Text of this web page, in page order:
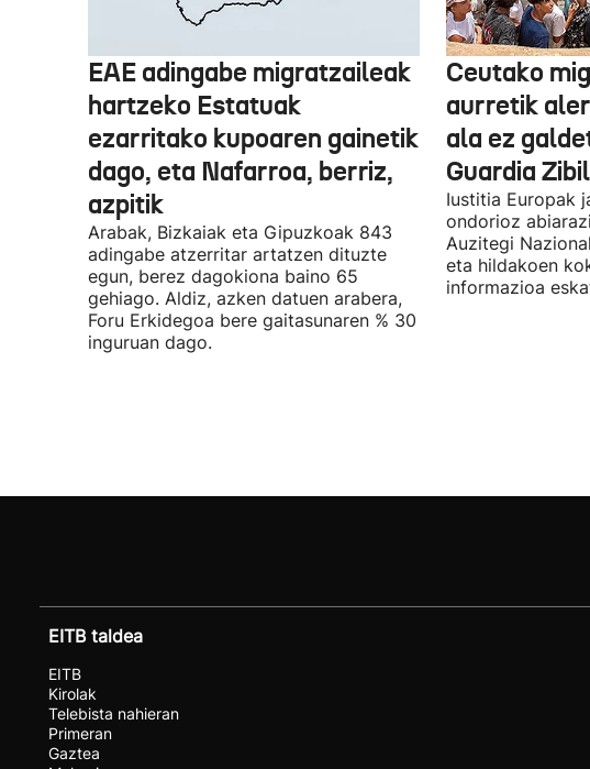
EAE adingabe migratzaileak
hartzeko Estatuak
ezarritako kupoaren gainetik
dago, eta Nafarroa, berriz,
azpitik
Arabak, Bizkaiak eta Gipuzkoak 843
adingabe atzerritar artatzen dituzte
egun, berez dagokiona baino 65
gehiago. Aldiz, azken datuen arabera,
Foru Erkidegoa bere gaitasunaren % 30
inguruan dago.
Ceutako
aurretik
ala ez
Guardia
Iustitia Europak
ondorioz
Auzitegi
eta hildakoen
informazioa
EITB taldea
EITB
Kirolak
Telebista nahieran
Primeran
Gaztea